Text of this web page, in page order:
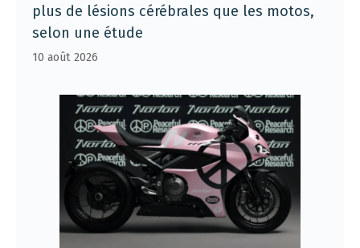
plus de lésions cérébrales que les motos,
selon une étude
10 août 2026